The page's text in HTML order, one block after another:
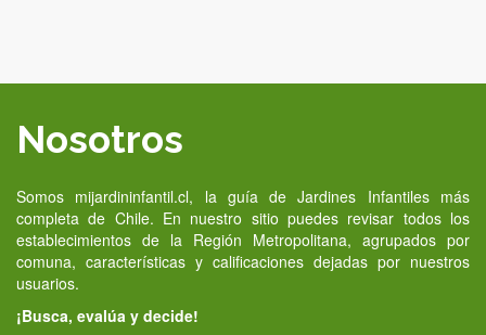
Nosotros
Somos mijardininfantil.cl, la guía de Jardines Infantiles más
completa de Chile. En nuestro sitio puedes revisar todos los
establecimientos de la Región Metropolitana, agrupados por
comuna, características y calificaciones dejadas por nuestros
usuarios.
¡Busca, evalúa y decide!